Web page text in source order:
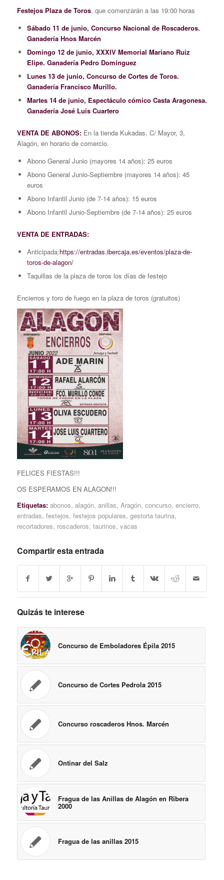
Festejos Plaza de Toros, que comenzarán a las 19:00 horas
Sábado 11 de junio, Concurso Nacional de Roscaderos.
Ganadería Hnos Marcén
Domingo 12 de junio, XXXIV Memorial Mariano Ruiz
Elipe. Ganadería Pedro Domínguez
Lunes 13 de junio, Concurso de Cortes de Toros.
Ganadería Francisco Murillo.
Martes 14 de junio, Espectáculo cómico Casta Aragonesa.
Ganadería José Luis Cuartero
VENTA DE ABONOS:En la tienda Kukadas, C/ Mayor, 3,
Alagón, en horario de comercio.
Abono General Junio (mayores 14 años): 25 euros
Abono General Junio-Septiembre (mayores 14 años): 45
euros
Abono Infantil Junio (de 7-14 años): 15 euros
Abono Infantil Junio-Septiembre (de 7-14 años): 25 euros
VENTA DE ENTRADAS:
Anticipada:https://entradas.ibercaja.es/eventos/plaza-de-
toros-de-alagon/
Taquillas de la plaza de toros los días de festejo
Encierros y toro de fuego en la plaza de toros (gratuitos)
FELICES FIESTAS!!!
OS ESPERAMOS EN ALAGON!!!
Etiquetas: abonos, alagón, anillas, Aragón, concurso, encierro,
entradas, festejos, festejos populares, gestoria taurina,
recortadores, roscaderos, taurinos, vacas
Compartir esta entrada
Quizás te interese
Concurso de Emboladores Épila 2015
Concurso de Cortes Pedrola 2015
Concurso roscaderos Hnos. Marcén
Ontinar del Salz
Fragua de las Anillas de Alagón en Ribera
2000
Fragua de las anillas 2015